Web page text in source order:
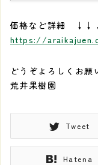
価格など詳細
https://
どうぞよろしくお願
荒井果樹園
Tweet
Hatena